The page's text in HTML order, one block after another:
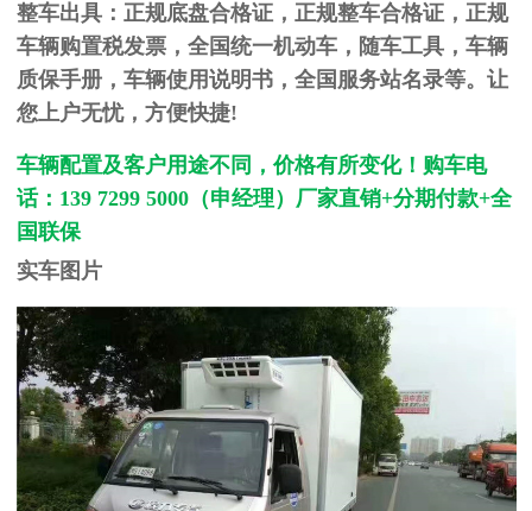
整车出具：正规底盘合格证，正规整车合格证，正规
车辆购置税发票，全国统一机动车，随车工具，车辆
质保手册，车辆使用说明书，全国服务站名录等。让
您上户无忧，方便快捷!
车辆配置及客户用途不同，价格有所变化！购车电
话：139 7299 5000（申经理）厂家直销+分期付款+全
国联保
实车图片